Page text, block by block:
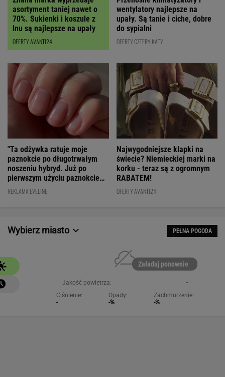
asortyment taniej nawet o
70%. Sukienki i koszule z
lnu są najlepsze na upały
OFERTY AVANTI24
wentylatory najlepsze na
upały. Są tanie i ciche, dobre
do sypialni
OFERTY CZTERY KĄTY
"Ta odżywka ratuje moje
paznokcie po długotrwałym
noszeniu hybryd. Już po
pierwszym użyciu paznokcie
są utwardzone"
REKLAMA EVELINE
Najwygodniejsze klapki na
świecie? Niemieckiej marki na
korku - teraz są z ogromnym
RABATEM!
OFERTY AVANTI24
Wybierz miasto PEŁNA POGODA
Załaduj ponownie
Jakość powietrza:
-
Ciśnienie:
-
Opady:
-%
Zachmurzenie:
-%